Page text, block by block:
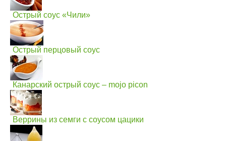
Острый соус «Чили»
Острый перцовый соус
Канарский острый соус – mojo picon
Веррины из семги с соусом цацики